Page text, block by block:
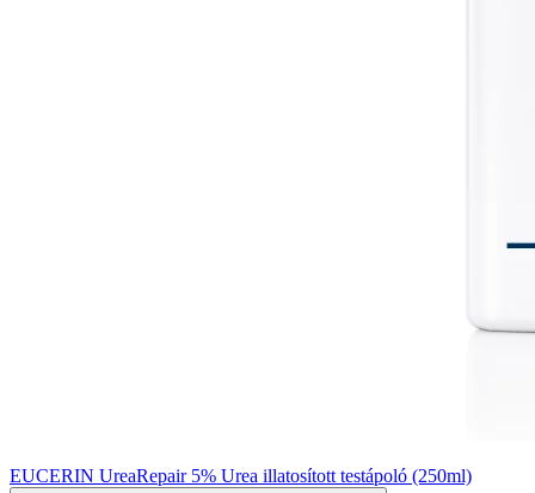
EUCERIN UreaRepair 5% Urea illatosított testápoló (250ml)